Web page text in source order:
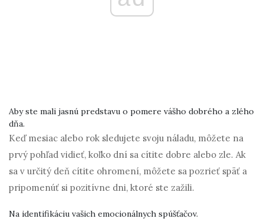
Aby ste mali jasnú predstavu o pomere vášho dobrého a zlého
dňa.
Keď mesiac alebo rok sledujete svoju náladu, môžete na
prvý pohľad vidieť, koľko dní sa cítite dobre alebo zle. Ak
sa v určitý deň cítite ohromení, môžete sa pozrieť späť a
pripomenúť si pozitívne dni, ktoré ste zažili.
Na identifikáciu vašich emocionálnych spúšťačov.